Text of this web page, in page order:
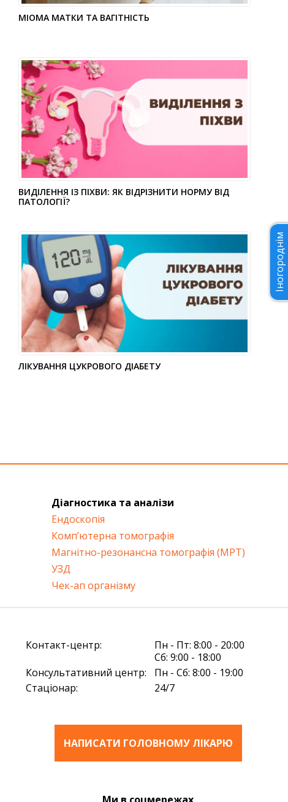
МІОМА МАТКИ ТА ВАГІТНІСТЬ
ВИДІЛЕННЯ ІЗ ПІХВИ: ЯК ВІДРІЗНИТИ НОРМУ ВІД
ПАТОЛОГІЇ?
ЛІКУВАННЯ ЦУКРОВОГО ДІАБЕТУ
Діагностика та аналізи
Ендоскопія
Комп’ютерна томографія
Магнітно-резонансна томографія (МРТ)
УЗД
Чек-ап організму
Контакт-центр:
Пн - Пт: 8:00 - 20:00
Сб: 9:00 - 18:00
Консультативний центр:
Пн - Сб: 8:00 - 19:00
Стаціонар:
24/7
НАПИСАТИ ГОЛОВНОМУ ЛІКАРЮ
Іногороднім